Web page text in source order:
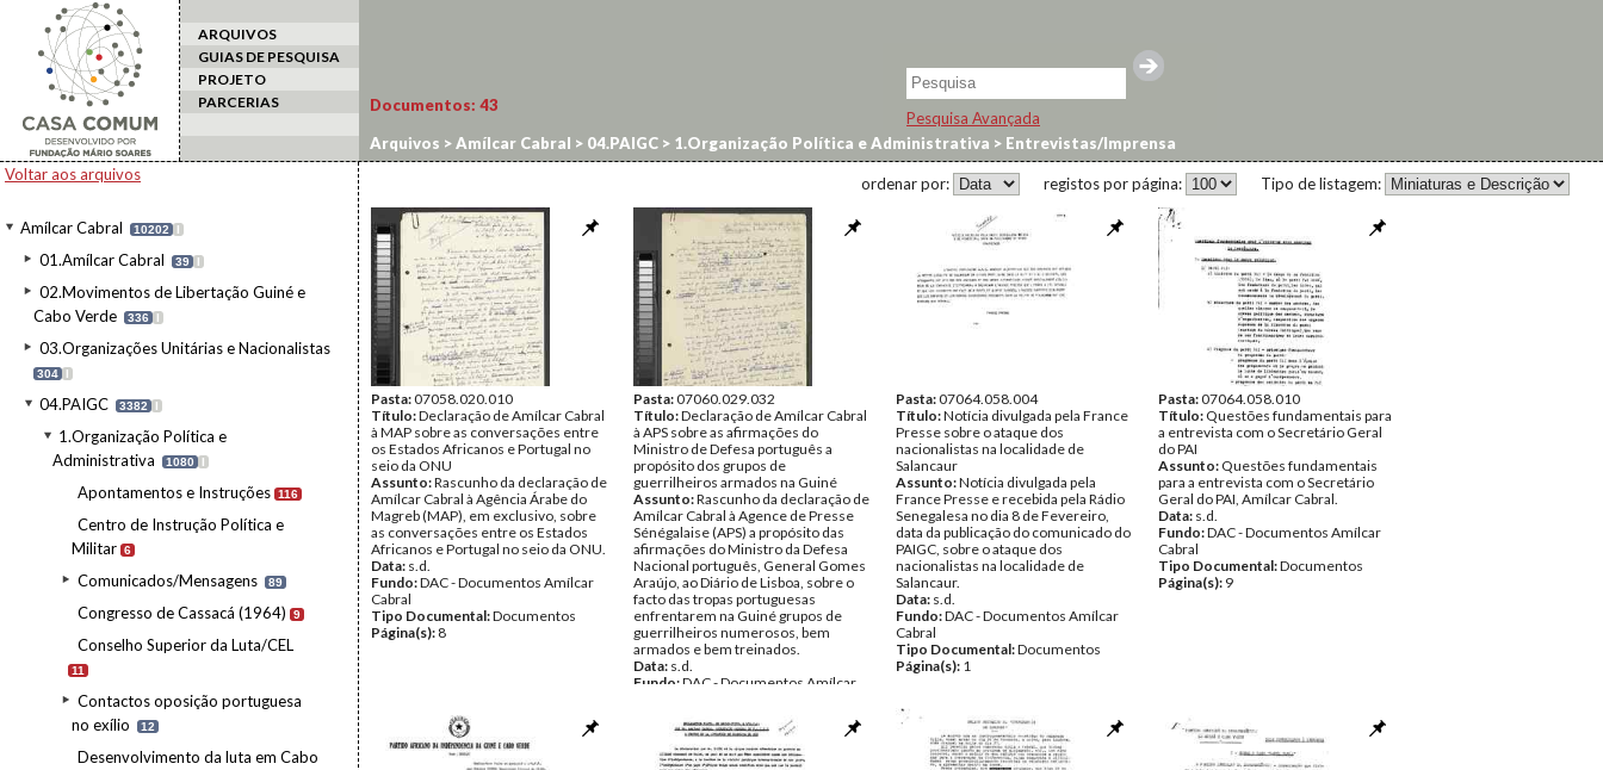
ARQUIVOS
GUIAS DE PESQUISA
PROJETO
PARCERIAS
Pesquisa Avançada
Voltar aos arquivos
Amílcar Cabral 10202 I
01.Amílcar Cabral 39 I
02.Movimentos de Libertação Guiné e
Cabo Verde
336 I
03.Organizações Unitárias e Nacionalistas
304 I
04.PAIGC 3382 I
1.Organização Política e
Administrativa
1080 I
Apontamentos e Instruções 116
Centro de Instrução Política e
Militar 6
Comunicados/Mensagens 89
Congresso de Cassacá (1964) 9
Conselho Superior da Luta/CEL
11
Contactos oposição portuguesa
no exílio
12
Desenvolvimento da luta em Cabo
Documentos: 43
Arquivos >Amílcar Cabral > 04.PAIGC > 1.Organização Política e Administrativa > Entrevistas/Imprensa
Tipo de listagem:
registos por página:
ordenar por:
Pasta:07058.020.010
Título:Declaração de Amílcar Cabral
à MAP sobre as conversações entre
os Estados Africanos e Portugal no
seio da ONU
Assunto:Rascunho da declaração de
Amílcar Cabral à Agência Árabe do
Magreb (MAP), em exclusivo, sobre
as conversações entre os Estados
Africanos e Portugal no seio da ONU.
Data: s.d.
Fundo:DAC - Documentos Amílcar
Cabral
Tipo Documental:Documentos
Página(s): 8
Pasta:07060.029.032
Título:Declaração de Amílcar Cabral
à APS sobre as afirmações do
Ministro de Defesa português a
propósito dos grupos de
guerrilheiros armados na Guiné
Assunto:Rascunho da declaração de
Amílcar Cabral à Agence de Presse
Sénégalaise (APS) a propósito das
afirmações do Ministro da Defesa
Nacional português, General Gomes
Araújo, ao Diário de Lisboa, sobre o
facto das tropas portuguesas
enfrentarem na Guiné grupos de
guerrilheiros numerosos, bem
armados e bem treinados.
Data: s.d.
Fundo:DAC - Documentos Amílcar
Documentos
Página(s):2
Pasta:07064.058.004
Título:Notícia divulgada pela France
Presse sobre o ataque dos
nacionalistas na localidade de
Salancaur
Assunto:Notícia divulgada pela
France Presse e recebida pela Rádio
Senegalesa no dia 8 de Fevereiro,
data da publicação do comunicado do
PAIGC, sobre o ataque dos
nacionalistas na localidade de
Salancaur.
Data: s.d.
Fundo:DAC - Documentos Amílcar
Cabral
Tipo Documental:Documentos
Página(s): 1
Pasta:07064.058.010
Título: Questões fundamentais para
a entrevista com o Secretário Geral
do PAI
Assunto: Questões fundamentais
para a entrevista com o Secretário
Geral do PAI, Amílcar Cabral.
Data: s.d.
Fundo:DAC - Documentos Amílcar
Cabral
Tipo Documental:Documentos
Página(s): 9